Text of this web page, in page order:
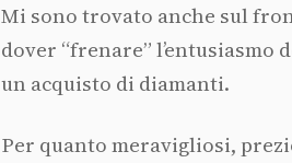
Mi sono trovato anche sul
dover “frenare” l’entusiasmo
un acquisto di diamanti.
Per quanto meravigliosi,